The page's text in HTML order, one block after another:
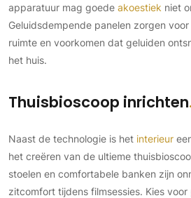
apparatuur mag goede akoestiek niet
Geluidsdempende panelen zorgen
ruimte en voorkomen dat geluiden
het huis.
Thuisbioscoop inrichten
Naast de technologie is het interieur
het creëren van de ultieme
stoelen en comfortabele banken zijn
zitcomfort tijdens filmsessies. Kies voor